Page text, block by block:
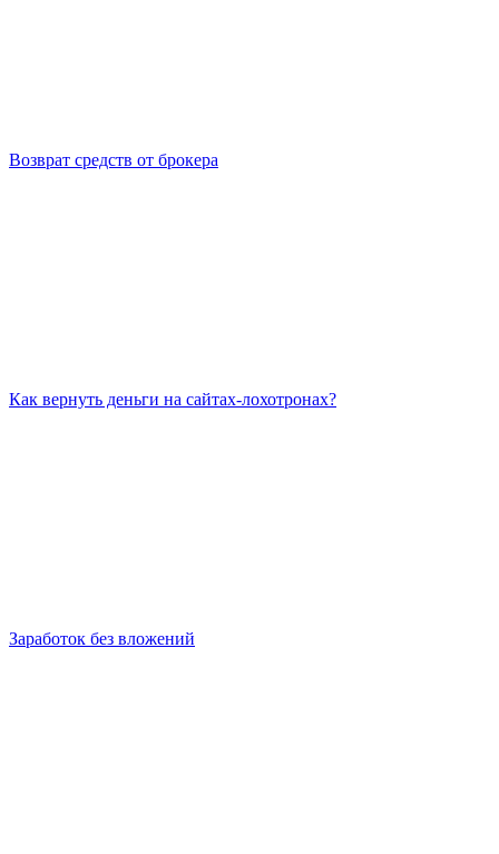
Возврат средств от брокера
Как вернуть деньги на сайтах-лохотронах?
Заработок без вложений